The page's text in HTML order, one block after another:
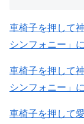
車椅子を押して
シンフォニー」
車椅子を押して
シンフォニー」
車椅子を押して